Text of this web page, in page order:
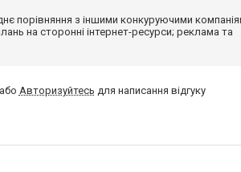
порівняння з іншими конкуруючими
на сторонні інтернет-ресурси; реклама та
або Авторизуйтесь для написання відгуку